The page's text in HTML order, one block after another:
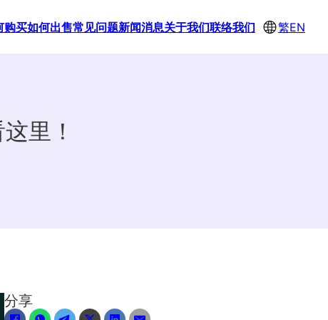
购买如何出售常见问题新闻消息关于我们联络我们 繁EN
里！
分享